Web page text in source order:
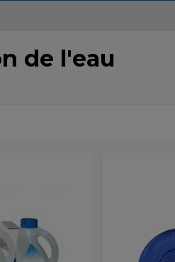
de l'eau